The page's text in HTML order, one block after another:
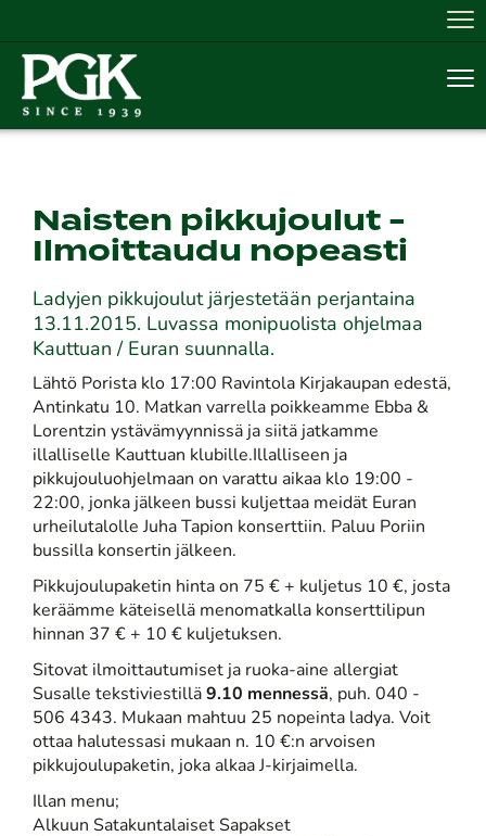
Naisten pikkujoulut -
Ilmoittaudu nopeasti
Ladyjen pikkujoulut järjestetään perjantaina
13.11.2015. Luvassa monipuolista ohjelmaa
Kauttuan / Euran suunnalla.
Lähtö Porista klo 17:00 Ravintola Kirjakaupan edestä,
Antinkatu 10. Matkan varrella poikkeamme Ebba &
Lorentzin ystävämyynnissä ja siitä jatkamme
illalliselle Kauttuan klubille.Illalliseen ja
pikkujouluohjelmaan on varattu aikaa klo 19:00 -
22:00, jonka jälkeen bussi kuljettaa meidät Euran
urheilutalolle Juha Tapion konserttiin. Paluu Poriin
bussilla konsertin jälkeen.
Pikkujoulupaketin hinta on 75 € + kuljetus 10 €, josta
keräämme käteisellä menomatkalla konserttilipun
hinnan 37 € + 10 € kuljetuksen.
Sitovat ilmoittautumiset ja ruoka-aine allergiat
Susalle tekstiviestillä 9.10 mennessä, puh. 040 -
506 4343. Mukaan mahtuu 25 nopeinta ladya. Voit
ottaa halutessasi mukaan n. 10 €:n arvoisen
pikkujoulupaketin, joka alkaa J-kirjaimella.
Illan menu;
Alkuun Satakuntalaiset Sapakset